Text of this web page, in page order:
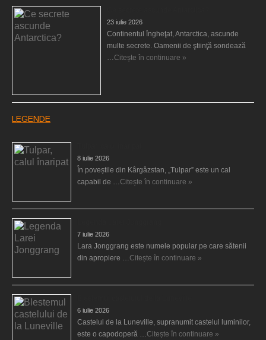
23 iulie 2026
Continentul îngheţat, Antarctica, ascunde
multe secrete. Oamenii de ştiinţă sondează
…Citește în continuare »
LEGENDE
8 iulie 2026
În poveștile din Kârgâzstan, „Tulpar” este un cal
capabil de …Citește în continuare »
7 iulie 2026
Lara Jonggrang este numele popular pe care sătenii
din apropiere …Citește în continuare »
6 iulie 2026
Castelul de la Luneville, supranumit castelul luminilor,
este o capodoperă …Citește în continuare »